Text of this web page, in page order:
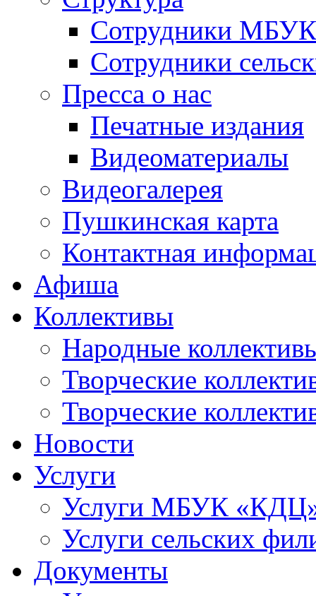
Сотрудники
Сотрудники
Пресса о нас
Печатные издания
Видеоматериалы
Видеогалерея
Пушкинская карта
Контактная
Афиша
Коллективы
Народные
Творческие
Творческие
Новости
Услуги
Услуги МБУК
Услуги сельских
Документы